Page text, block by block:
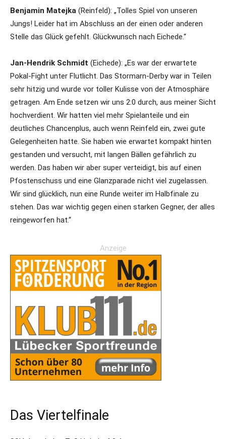
Benjamin Matejka (Reinfeld): „Tolles Spiel von unseren
Jungs! Leider hat im Abschluss an der einen oder anderen
Stelle das Glück gefehlt. Glückwunsch nach Eichede.“
Jan-Hendrik Schmidt (Eichede): „Es war der erwartete
Pokal-Fight unter Flutlicht. Das Stormarn-Derby war in Teilen
sehr hitzig und wurde vor toller Kulisse von der Atmosphäre
getragen. Am Ende setzen wir uns 2:0 durch, aus meiner Sicht
hochverdient. Wir hatten viel mehr Spielanteile und ein
deutliches Chancenplus, auch wenn Reinfeld ein, zwei gute
Gelegenheiten hatte. Sie haben wie erwartet kompakt hinten
gestanden und versucht, mit langen Bällen gefährlich zu
werden. Das haben wir aber super verteidigt, bis auf einen
Pfostenschuss und eine Glanzparade nicht viel zugelassen.
Wir sind glücklich, nun eine Runde weiter im Halbfinale zu
stehen. Das war wichtig gegen einen starken Gegner, der alles
reingeworfen hat.“
Anzeige
Das Viertelfinale